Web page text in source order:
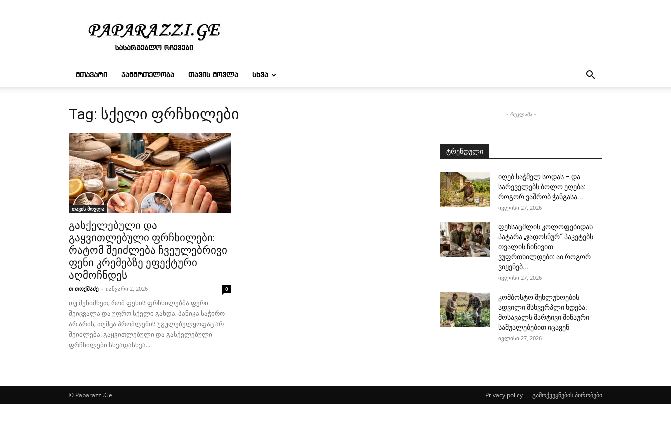
რჩევები
ᲛᲗᲐᲕᲐᲠᲘ ᲯᲐᲜᲛᲠᲗᲔᲚᲝᲑᲐ ᲗᲐᲕᲘᲡ ᲛᲝᲕᲚᲐ ᲡᲮᲕᲐ
Tag: სქელი ფრჩხილები
თავის მოვლა
გასქელებული და
გაყვითლებული ფრჩხილები:
რატომ შეიძლება ჩვეულებრივი
ფენი კრემებზე ეფექტური
აღმოჩნდეს
თ თოქმაძე - იანვარი 2, 2026 0
თუ შენიშნეთ, რომ ფეხის ფრჩხილებმა ფერი
შეიცვალა და უფრო სქელი გახდა, პანიკა საჭირო
არ არის, თუმცა პრობლემის უგულებელყოფაც არ
შეიძლება. გაყვითლებული და გასქელებული
ფრჩხილები სხვადასხვა...
- რეკლამა -
ტრენდული
იღებ საჭმელ სოდას – და
სარეველებს ბოლო ეღება:
როგორ ვაშრობ ჭანგასა...
ივლისი 27, 2026
ფეხსაცმლის კოლოფებიდან
პატარა „ჯადოსნურ“ პაკეტებს
თვალის ჩინივით
ვუფრთხილდები: აი როგორ
ვიყენებ...
ივლისი 27, 2026
კომბოსტო მუხლუხოების
ადვილი მსხვერპლი ხდება:
მოსავალს მარტივი შინაური
საშუალებებით იცავენ
ივლისი 27, 2026
Privacy policy გამოქვეყნების პირობები
© Paparazzi.Ge